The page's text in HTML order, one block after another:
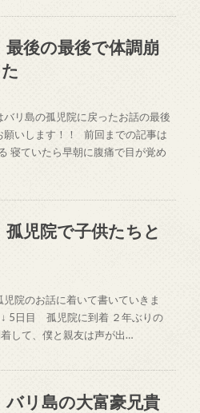
最後の最後で体調崩
リ島の孤児院に戻ったお話の最後
願いします！！ 前回までの記事は
寝ていたら早朝に腹痛で目が覚め
孤児院で子供たちと
院のお話に着いて書いていきま
5日目 孤児院に到着 ２年ぶりの
して、僕と親友は声が出…
バリ島の大富豪兄貴